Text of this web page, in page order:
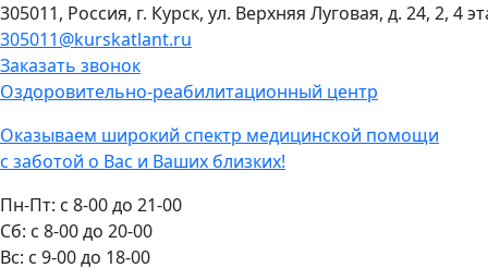
305011, Россия, г. Курск, ул. Верхняя Луговая, д. 24, 2, 4
305011@kurskatlant.ru
Заказать звонок
Оздоровительно-реабилитационный центр
Оказываем широкий спектр медицинской помощи
с заботой о Вас и Ваших близких!
Пн-Пт: с 8-00 до 21-00
Cб: с 8-00 до 20-00
Вс: с 9-00 до 18-00